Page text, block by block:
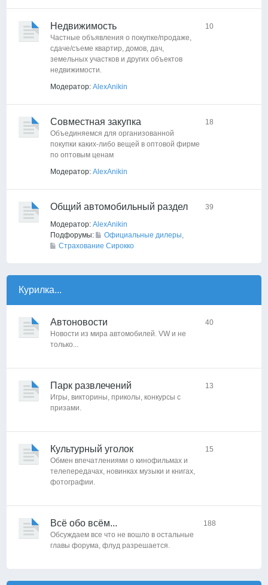
Недвижимость
Частные объявления о покупке/продаже,
сдаче/съеме квартир, домов, дач,
земельных участков и других объектов
недвижимости.
Модератор: AlexAnikin
10
Совместная закупка
Объединяемся для организованной
покупки каких-либо вещей в оптовой фирме
по оптовым ценам
Модератор: AlexAnikin
18
Общий автомобильный раздел
Модератор: AlexAnikin
Подфорумы:
Официальные дилеры,
Страхование Сирокко
39
Курилка...
Автоновости
Новости из мира автомобилей. VW и не
только...
40
Парк развлечений
Игры, викторины, приколы, конкурсы с
призами.
13
Культурный уголок
Обмен впечатлениями о кинофильмах и
телепередачах, новинках музыки и книгах,
фотографии.
15
Всё обо всём...
Обсуждаем все что не вошло в остальные
главы форума, флуд разрешается.
188